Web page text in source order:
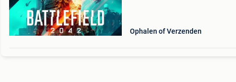
Ophalen of Verzenden